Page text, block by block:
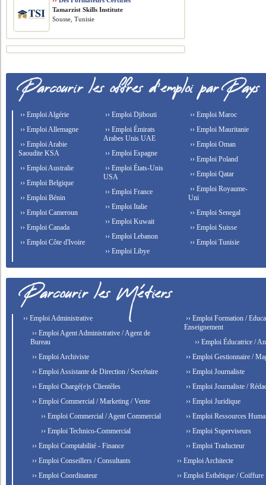
Tamarzist Skills Institute
Sousse, Tunisie
›› Emploi Algérie
›› Emploi Allemagne
›› Emploi Arabie
Saoudite KSA
›› Emploi Australie
›› Emploi Belgique
›› Emploi Bénin
›› Emploi Cameroun
›› Emploi Canada
›› Emploi Côte d'Ivoire
›› Emploi Djibouti
›› Emploi Émirats
Arabes Unis UAE
›› Emploi Espagne
›› Emploi États-Unis
USA
›› Emploi France
›› Emploi Italie
›› Emploi Kuwait
›› Emploi Lebanon
›› Emploi Libye
›› Emploi Maroc
›› Emploi Mauritanie
›› Emploi Oman
›› Emploi Poland
›› Emploi Qatar
›› Emploi Royaume-
Uni
›› Emploi Senegal
›› Emploi Suisse
›› Emploi Tunisie
›› Emploi Administrative
›› Emploi Agent Administrative / Agent de
Bureau
›› Emploi Archiviste
›› Emploi Assistante de Direction / Secrétaire
›› Emploi Chargé(e)s Clientèles
›› Emploi Commercial / Marketing / Vente
›› Emploi Commercial / Agent Commercial
›› Emploi Technico-Commercial
›› Emploi Comptabilité - Finance
›› Emploi Conseillers / Consultants
›› Emploi Coordinateur
›› Emploi Formation /
Enseignement
›› Emploi Éducatrice /
›› Emploi Gestionnaire /
›› Emploi Journaliste
›› Emploi Journaliste /
›› Emploi Juridique
›› Emploi Ressources
›› Emploi Superviseurs
›› Emploi Traducteur
›› Emploi Architecte
›› Emploi Esthétique / Coiffure